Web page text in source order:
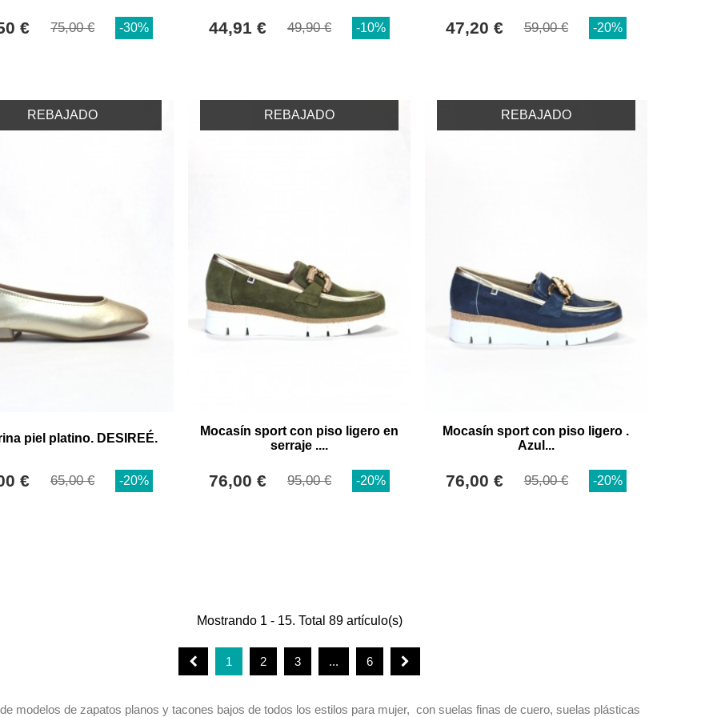
€ 75,00 € -30% 44,91 € 49,90 € -10% 47,20 € 59,00 € -20%
REBAJADO
piel platino. DESIREÉ.
€ 65,00 € -20%
REBAJADO
Mocasín sport con piso ligero en
serraje ....
76,00 € 95,00 € -20%
REBAJADO
Mocasín sport con piso ligero .
Azul...
76,00 € 95,00 € -20%
Mostrando 1 - 15. Total 89 artículo(s)
1 2 3 ... 6
modelos de zapatos planos y tacones bajos de todos los estilos para mujer, con suelas finas de cuero, suelas plásticas